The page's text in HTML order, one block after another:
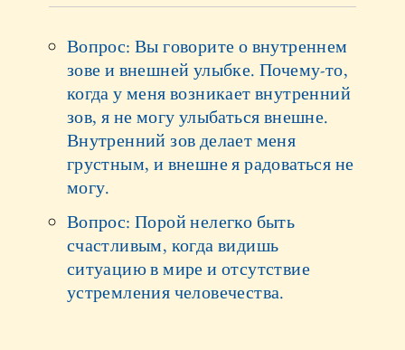
Вопрос: Вы говорите о внутреннем
зове и внешней улыбке. Почему-то,
когда у меня возникает внутренний
зов, я не могу улыбаться внешне.
Внутренний зов делает меня
грустным, и внешне я радоваться не
могу.
Вопрос: Порой нелегко быть
счастливым, когда видишь
ситуацию в мире и отсутствие
устремления человечества.